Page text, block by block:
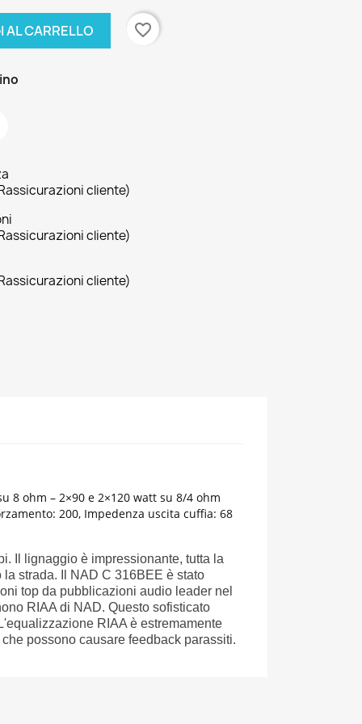
AL CARRELLO favorite_border
cliente)
cliente)
cliente)
8 ohm – 2×90 e 2×120 watt su 8/4 ohm
200, Impedenza uscita cuffia: 68
Il lignaggio è impressionante, tutta la
strada. Il NAD C 316BEE è stato
top da pubblicazioni audio leader nel
RIAA di NAD. Questo sofisticato
RIAA è estremamente
possono causare feedback parassiti.